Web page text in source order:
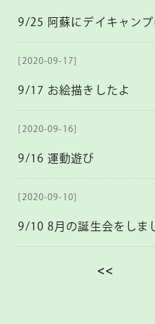
9/25 阿蘇にデイキャン
[2020-09-17]
9/17 お絵描きしたよ
[2020-09-16]
9/16 運動遊び
[2020-09-10]
9/10 8月の誕生会をしま
<<